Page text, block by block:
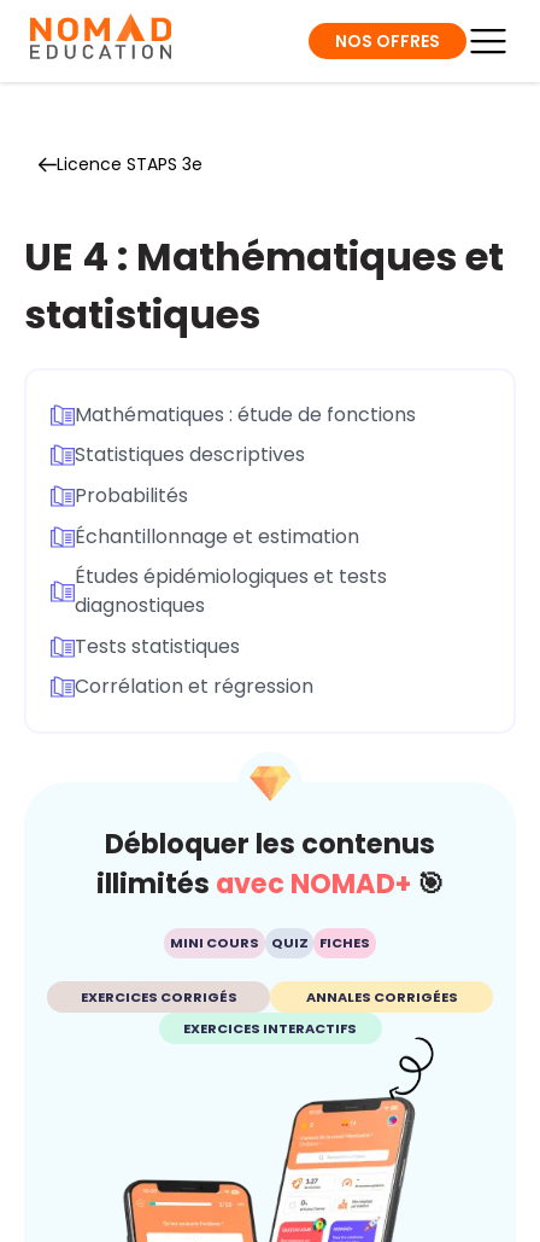
NOS OFFRES
Licence STAPS 3e
UE 4 : Mathématiques et
statistiques
Mathématiques : étude de fonctions
Statistiques descriptives
Probabilités
Échantillonnage et estimation
Études épidémiologiques et tests
diagnostiques
Tests statistiques
Corrélation et régression
Débloquer les contenus
illimités avec NOMAD+ 🎯
MINI COURS QUIZ FICHES
EXERCICES CORRIGÉS
ANNALES CORRIGÉES
EXERCICES INTERACTIFS